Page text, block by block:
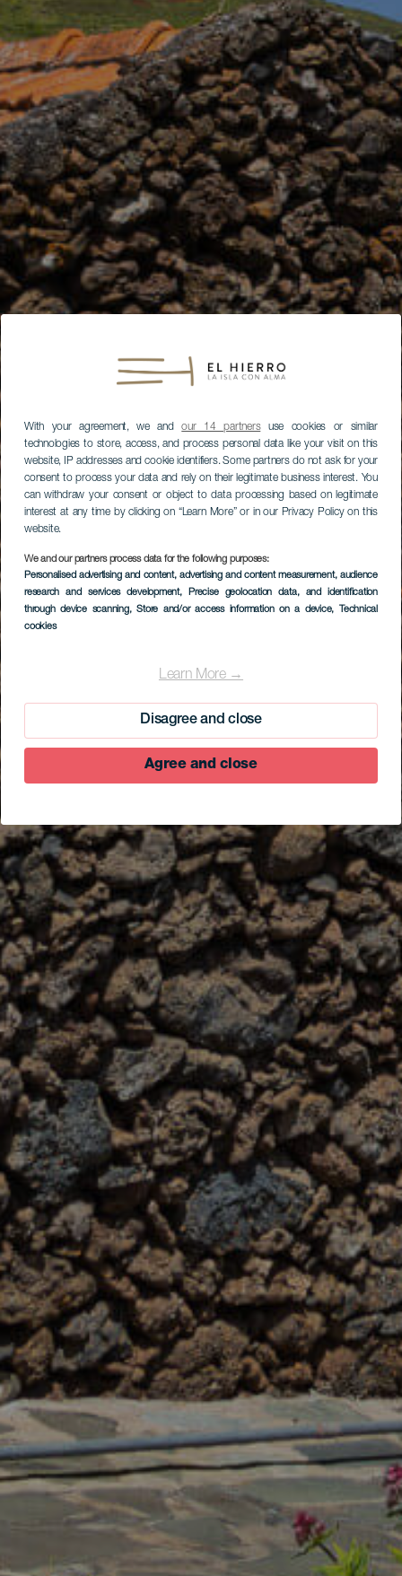
With your agreement, we andour 14 partnersuse cookies or similar
technologies to store, access, and process personal data like your visit on this
website, IP addresses and cookie identifiers. Some partners do not ask for your
consent to process your data and rely on their legitimate business interest. You
can withdraw your consent or object to data processing based on legitimate
interest at any time by clicking on “Learn More” or in our Privacy Policy on this
website.
We and our partners process data for the following purposes:
Personalised advertising and content, advertising and content measurement, audience
research and services development, Precise geolocation data, and identification
through device scanning, Store and/or access information on a device, Technical
cookies
Learn More →
Disagree and close
Agree and close